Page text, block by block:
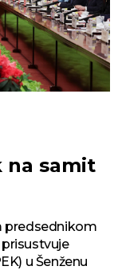
na samit
predsednikom
u Šenženu